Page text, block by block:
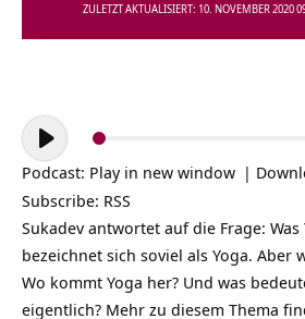
ZULETZT AKTUALISIERT: 10. NOVEMBER 2020
Audio-
Player
Podcast: Play in new window |
Subscribe: RSS
Sukadev antwortet auf die Frage:
bezeichnet sich soviel als Yoga. Aber
Wo kommt Yoga her? Und was
eigentlich? Mehr zu diesem Thema